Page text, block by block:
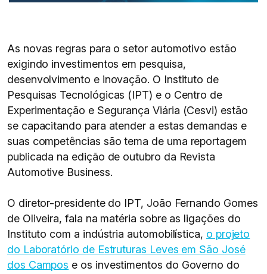
As novas regras para o setor automotivo estão
exigindo investimentos em pesquisa,
desenvolvimento e inovação. O Instituto de
Pesquisas Tecnológicas (IPT) e o Centro de
Experimentação e Segurança Viária (Cesvi) estão
se capacitando para atender a estas demandas e
suas competências são tema de uma reportagem
publicada na edição de outubro da Revista
Automotive Business.
O diretor-presidente do IPT, João Fernando Gomes
de Oliveira, fala na matéria sobre as ligações do
Instituto com a indústria automobilística, o projeto
do Laboratório de Estruturas Leves em São José
dos Campos e os investimentos do Governo do